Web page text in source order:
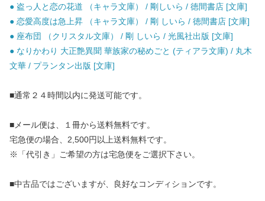
● 盗っ人と恋の花道 （キャラ文庫） / 剛しいら / 徳間書店 [文庫]
● 恋愛高度は急上昇 （キャラ文庫） / 剛 しいら / 徳間書店 [文庫]
● 座布団 （クリスタル文庫） / 剛 しいら / 光風社出版 [文庫]
● なりかわり 大正艶異聞 華族家の秘めごと (ティアラ文庫) / 丸木
文華 / プランタン出版 [文庫]
■通常２４時間以内に発送可能です。
■メール便は、１冊から送料無料です。
宅急便の場合、2,500円以上送料無料です。
※「代引き」ご希望の方は宅急便をご選択下さい。
■中古品ではございますが、良好なコンディションです。